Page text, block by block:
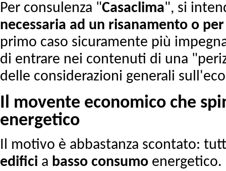
Per consulenza "Casaclima", si
necessaria ad un risanamento o
primo caso sicuramente più
di entrare nei contenuti di una
delle considerazioni generali
Il movente economico che
energetico
Il motivo è abbastanza scontato:
edifici a basso consumo energetico.